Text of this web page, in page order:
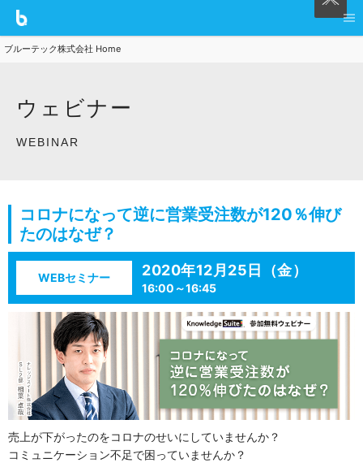
ブルーテック株式会社 Home
ウェビナー
WEBINAR
コロナになって逆に営業受注数が120％伸び
たのはなぜ？
WEBセミナー 2020年12月25日（金）
16:00～16:45
売上が下がったのをコロナのせいにしていませんか？
コミュニケーション不足で困っていませんか？